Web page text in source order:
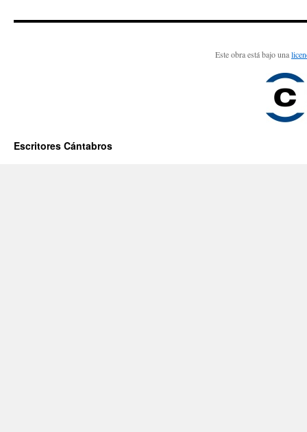
Este obra está bajo una
Escritores Cántabros